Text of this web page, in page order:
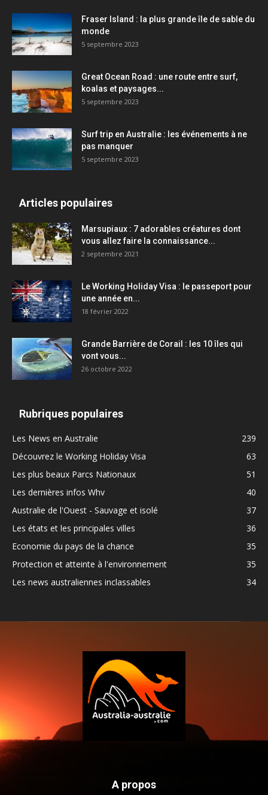
Fraser Island : la plus grande île de sable du
monde
5 septembre 2023
Great Ocean Road : une route entre surf,
koalas et paysages...
5 septembre 2023
Surf trip en Australie : les événements à ne
pas manquer
5 septembre 2023
Articles populaires
Marsupiaux : 7 adorables créatures dont
vous allez faire la connaissance...
2 septembre 2021
Le Working Holiday Visa : le passeport pour
une année en...
18 février 2022
Grande Barrière de Corail : les 10 îles qui
vont vous...
26 octobre 2022
Rubriques populaires
Les News en Australie
239
Découvrez le Working Holiday Visa
63
Les plus beaux Parcs Nationaux
51
Les dernières infos Whv
40
Australie de l'Ouest - Sauvage et isolé
37
Les états et les principales villes
36
Economie du pays de la chance
35
Protection et atteinte à l'environnement
35
Les news australiennes inclassables
34
A propos